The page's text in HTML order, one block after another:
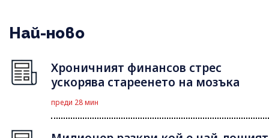
Най-ново
Хроничният финансов стрес
ускорява стареенето на мозъка
преди 28 мин